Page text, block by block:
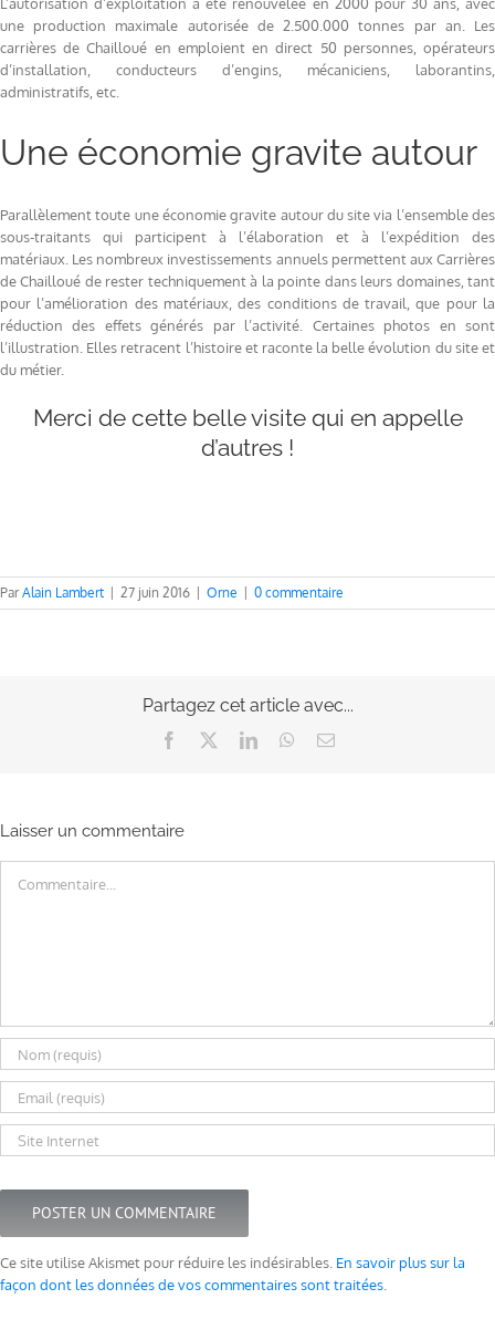
une production maximale autorisée de 2.500.000 tonnes par an. Les
carrières de Chailloué en emploient en direct 50 personnes, opérateurs
d’installation, conducteurs d’engins, mécaniciens, laborantins,
administratifs, etc.
Une économie gravite autour
Parallèlement toute une économie gravite autour du site via l’ensemble des
sous-traitants qui participent à l’élaboration et à l’expédition des
matériaux. Les nombreux investissements annuels permettent aux Carrières
de Chailloué de rester techniquement à la pointe dans leurs domaines, tant
pour l’amélioration des matériaux, des conditions de travail, que pour la
réduction des effets générés par l’activité. Certaines photos en sont
l’illustration. Elles retracent l’histoire et raconte la belle évolution du site et
du métier.
Merci de cette belle visite qui en appelle
d’autres !
ParAlain Lambert | 27 juin 2016 | Orne | 0 commentaire
Partagez cet article avec...
Facebook LinkedInWhatsApp
Email
Laisser un commentaire
Ce site utilise Akismet pour réduire les indésirables. En savoir plus sur la
façon dont les données de vos commentaires sont traitées.